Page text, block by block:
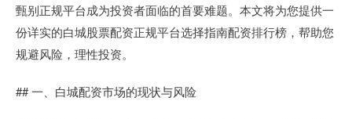
甄别正规平台成为投资者面临的首要难题。本文将为您提供一
份详实的白城股票配资正规平台选择指南配资排行榜，帮助您
规避风险，理性投资。
## 一、白城配资市场的现状与风险